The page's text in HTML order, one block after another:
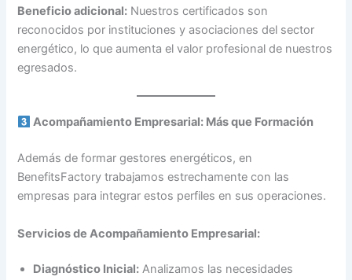
Beneficio adicional: Nuestros certificados son
reconocidos por instituciones y asociaciones del sector
energético, lo que aumenta el valor profesional de nuestros
egresados.
Acompañamiento Empresarial: Más que Formación
Además de formar gestores energéticos, en
BenefitsFactory trabajamos estrechamente con las
empresas para integrar estos perfiles en sus operaciones.
Servicios de Acompañamiento Empresarial:
Diagnóstico Inicial: Analizamos las necesidades